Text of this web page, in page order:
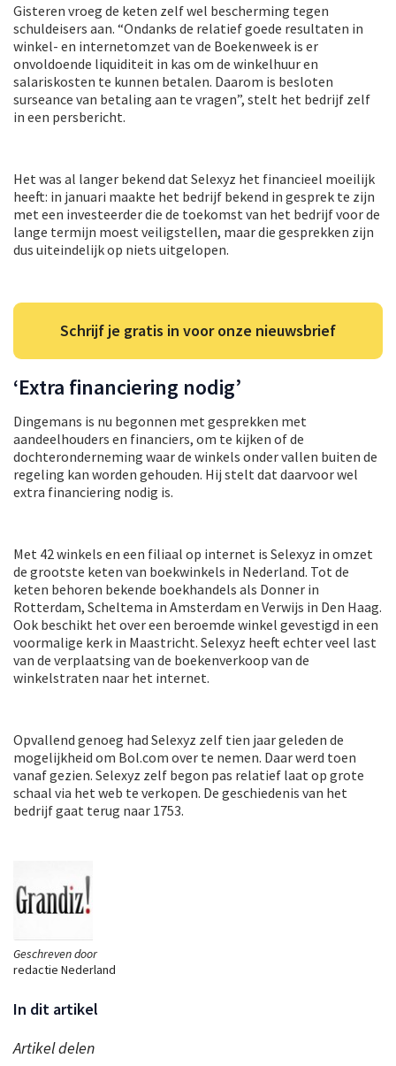
Geschreven door
redactie Nederland
In dit artikel
Artikel delen
Gisteren vroeg de keten zelf wel bescherming tegen
schuldeisers aan. “Ondanks de relatief goede resultaten in
winkel- en internetomzet van de Boekenweek is er
onvoldoende liquiditeit in kas om de winkelhuur en
salariskosten te kunnen betalen. Daarom is besloten
surseance van betaling aan te vragen”, stelt het bedrijf zelf
in een persbericht.
Het was al langer bekend dat Selexyz het financieel moeilijk
heeft: in januari maakte het bedrijf bekend in gesprek te zijn
met een investeerder die de toekomst van het bedrijf voor de
lange termijn moest veiligstellen, maar die gesprekken zijn
dus uiteindelijk op niets uitgelopen.
Schrijf je gratis in voor onze nieuwsbrief
‘Extra financiering nodig’
Dingemans is nu begonnen met gesprekken met
aandeelhouders en financiers, om te kijken of de
dochteronderneming waar de winkels onder vallen buiten de
regeling kan worden gehouden. Hij stelt dat daarvoor wel
extra financiering nodig is.
Met 42 winkels en een filiaal op internet is Selexyz in omzet
de grootste keten van boekwinkels in Nederland. Tot de
keten behoren bekende boekhandels als Donner in
Rotterdam, Scheltema in Amsterdam en Verwijs in Den Haag.
Ook beschikt het over een beroemde winkel gevestigd in een
voormalige kerk in Maastricht. Selexyz heeft echter veel last
van de verplaatsing van de boekenverkoop van de
winkelstraten naar het internet.
Opvallend genoeg had Selexyz zelf tien jaar geleden de
mogelijkheid om Bol.com over te nemen. Daar werd toen
vanaf gezien. Selexyz zelf begon pas relatief laat op grote
schaal via het web te verkopen. De geschiedenis van het
bedrijf gaat terug naar 1753.